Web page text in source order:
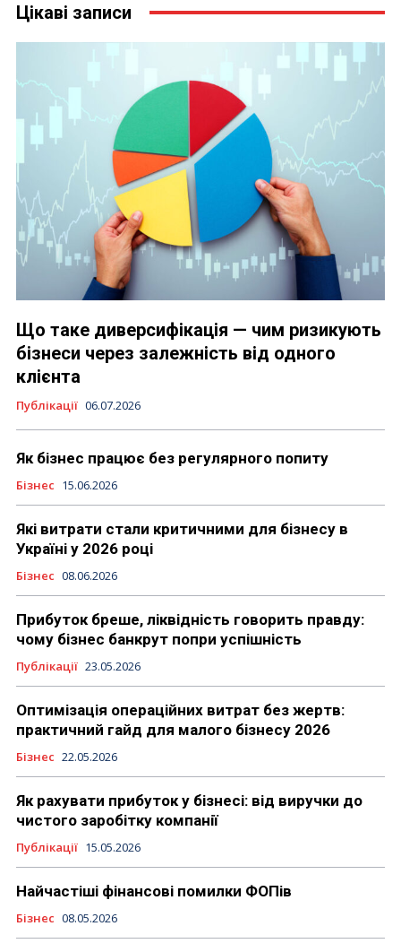
Цікаві записи
Що таке диверсифікація — чим ризикують
бізнеси через залежність від одного
клієнта
Публікації 06.07.2026
Як бізнес працює без регулярного попиту
Бізнес 15.06.2026
Які витрати стали критичними для бізнесу в
Україні у 2026 році
Бізнес 08.06.2026
Прибуток бреше, ліквідність говорить правду:
чому бізнес банкрут попри успішність
Публікації 23.05.2026
Оптимізація операційних витрат без жертв:
практичний гайд для малого бізнесу 2026
Бізнес 22.05.2026
Як рахувати прибуток у бізнесі: від виручки до
чистого заробітку компанії
Публікації 15.05.2026
Найчастіші фінансові помилки ФОПів
Бізнес 08.05.2026